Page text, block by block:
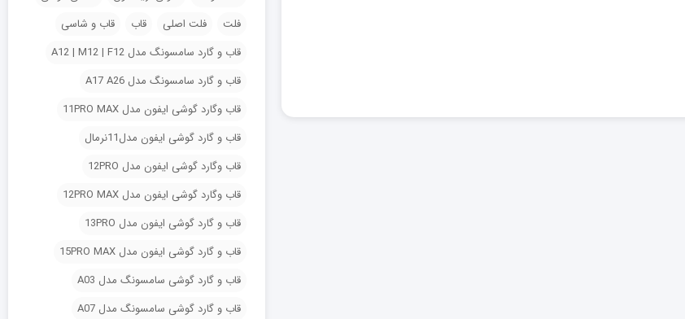
فلت
فلت اصلی قاب
قاب و شاسی
قاب و گارد سامسونگ مدل A12 | M12 | F12
قاب و گارد سامسونگ مدل A17 A26
قاب وگارد گوشی ایفون مدل 11PRO MAX
قاب و گارد گوشی ایفون مدل11نرمال
قاب وگارد گوشی ایفون مدل 12PRO
قاب وگارد گوشی ایفون مدل 12PRO MAX
قاب و گارد گوشی ایفون مدل 13PRO
قاب و گارد گوشی ایفون مدل 15PRO MAX
قاب و گارد گوشی سامسونگ مدل A03
قاب و گارد گوشی سامسونگ مدل A07